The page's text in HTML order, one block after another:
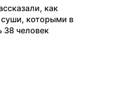
как
суши, которыми в
38 человек